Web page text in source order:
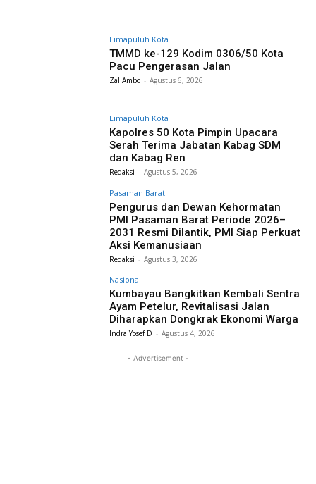
Limapuluh Kota
TMMD ke-129 Kodim 0306/50 Kota
Pacu Pengerasan Jalan
Zal Ambo - Agustus 6, 2026
Limapuluh Kota
Kapolres 50 Kota Pimpin Upacara
Serah Terima Jabatan Kabag SDM
dan Kabag Ren
Redaksi - Agustus 5, 2026
Pasaman Barat
Pengurus dan Dewan Kehormatan
PMI Pasaman Barat Periode 2026–
2031 Resmi Dilantik, PMI Siap Perkuat
Aksi Kemanusiaan
Redaksi - Agustus 3, 2026
Nasional
Kumbayau Bangkitkan Kembali Sentra
Ayam Petelur, Revitalisasi Jalan
Diharapkan Dongkrak Ekonomi Warga
Indra Yosef D - Agustus 4, 2026
- Advertisement -